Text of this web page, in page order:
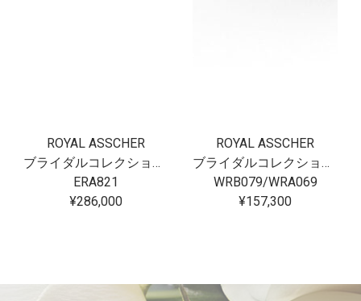
ROYAL ASSCHER
ブライダルコレクション フロリアード
ERA821
¥286,000
ROYAL ASSCHER
ブライダルコレクション フロリアード
WRB079/WRA069
¥157,300